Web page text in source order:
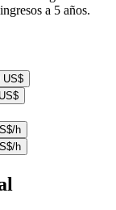
a 5 años.
US$
h
h